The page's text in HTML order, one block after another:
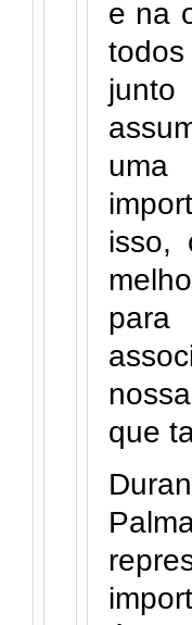
e na
junto
uma
isso,
para
que